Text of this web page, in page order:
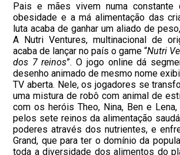
Pais e mães vivem numa constante
obesidade e a má alimentação das
luta acaba de ganhar um aliado de
A Nutri Ventures, multinacional de
acaba de lançar no país o game “Nutri
dos 7 reinos”. O jogo online dá
desenho animado de mesmo nome
TV aberta. Nele, os jogadores se
uma mistura de robô com animal de
com os heróis Theo, Nina, Ben e
pelos sete reinos da alimentação
poderes através dos nutrientes, e
Grand, que para ter o domínio da
toda a diversidade dos alimentos do